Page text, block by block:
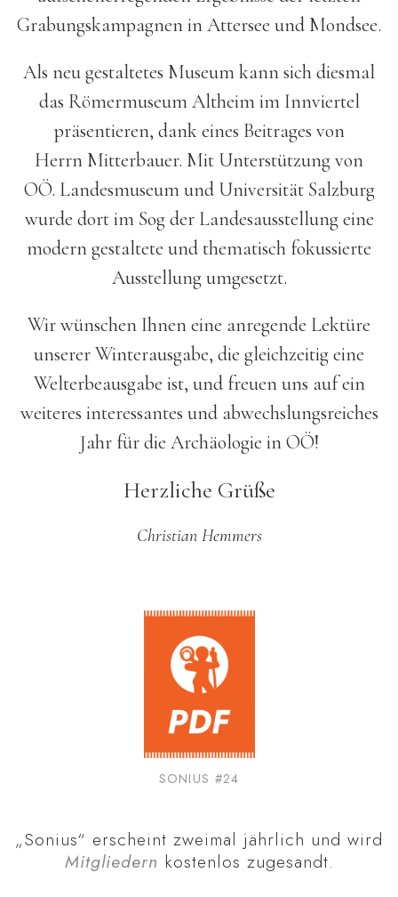
Grabungskampagnen in Attersee und Mondsee.
Als neu gestaltetes Museum kann sich diesmal
das Römermuseum Altheim im Innviertel
präsentieren, dank eines Beitrages von
Herrn Mitterbauer. Mit Unterstützung von
OÖ. Landes­museum und Universität Salzburg
wurde dort im Sog der Landesausstellung eine
modern gestaltete und thematisch fokussierte
Ausstellung umgesetzt.
Wir wünschen Ihnen eine anregende Lektüre
unserer Winterausgabe, die gleichzeitig eine
Welterbeausgabe ist, und freuen uns auf ein
weiteres interessantes und abwechslungsreiches
Jahr für die Archäologie in OÖ!
Herzliche Grüße
Christian Hemmers
SONIUS #24
„Sonius“ erscheint zweimal jährlich und wird
Mitgliedern kostenlos zugesandt.